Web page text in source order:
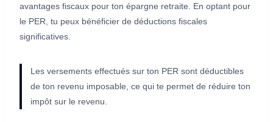
avantages fiscaux pour ton épargne retraite. En optant pour
le PER, tu peux bénéficier de déductions fiscales
significatives.
Les versements effectués sur ton PER sont déductibles
de ton revenu imposable, ce qui te permet de réduire ton
impôt sur le revenu.